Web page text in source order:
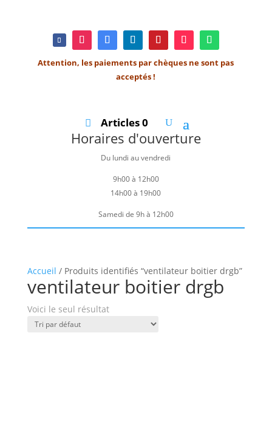
Attention, les paiements par chèques ne sont pas
acceptés !
Articles 0
Horaires d'ouverture
Du lundi au vendredi
9h00 à 12h00
14h00 à 19h00
Samedi de 9h à 12h00
Accueil / Produits identifiés “ventilateur boitier drgb”
ventilateur boitier drgb
Voici le seul résultat